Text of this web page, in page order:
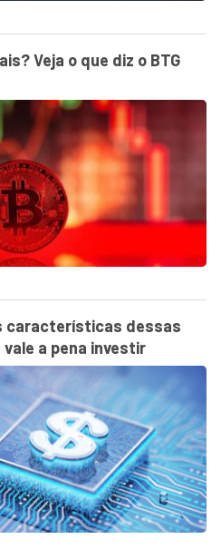
Veja o que diz o BTG
características dessas
a pena investir